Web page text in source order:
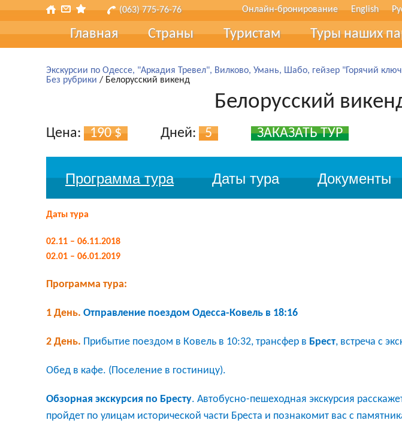
(063) 775-76-76 Онлайн-бронирование English
Главная Страны
Туристам
Страхование
Трансфер
Наш блог
Туры наших
Экскурсии по Одессе, "Аркадия Тревел", Вилково, Умань, Шабо, гейзер "Горячий
Без рубрики / Белорусский викенд
Белорусский
Цена: 190 $ Дней: 5 ЗАКАЗАТЬ ТУР
Программа тура Даты тура Документы
Даты тура
02.11 – 06.11.2018
02.01 – 06.01.2019
Программа тура:
1 День. Отправление поездом Одесса-Ковель в 18:16
2 День. Прибытие поездом в Ковель в 10:32, трансфер в Брест, встреча с
Обед в кафе. (Поселение в гостиницу).
Обзорная экскурсия по Бресту. Автобусно-пешеходная экскурсия
пройдет по улицам исторической части Бреста и познакомит вас с